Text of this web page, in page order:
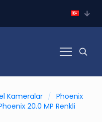
Kameralar / Phoenix
20.0 MP Renkli